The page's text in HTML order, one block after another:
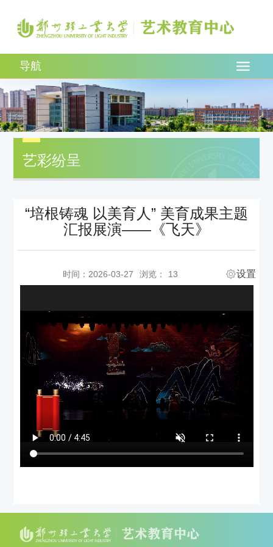
导航
艺彩纷呈
“培根铸魂 以美育人” 美育成果主题
汇报展演——《飞天》
时间：2026-03-27 浏览： 13 设置